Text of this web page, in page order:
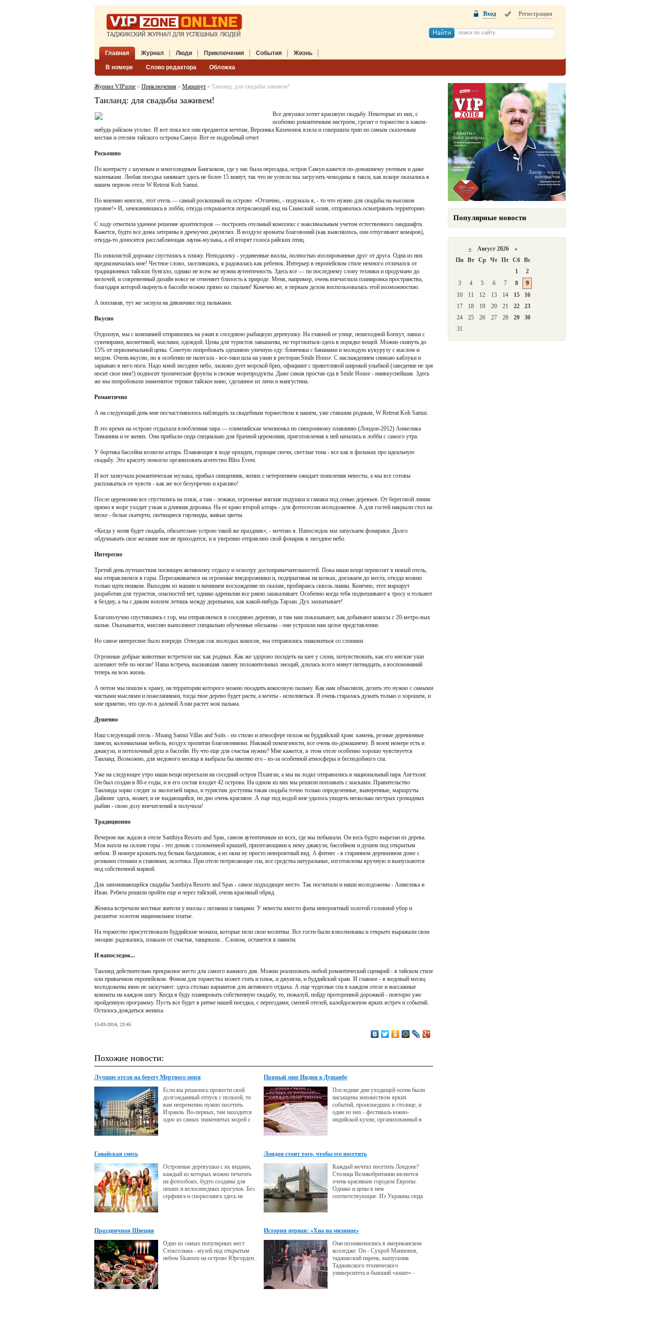
Главная Журнал
В номере Слово редактора Обложка
Люди Приключения События Жизнь
Вход Регистрация
Журнал VIPzone » Приключения » Маршрут » Таиланд: для свадьбы заживем!
Таиланд: для свадьбы заживем!
Все девушки хотят красивую свадьбу. Некоторые из них, с
особенно романтичным настроем, грезят о торжестве в каком-
нибудь райском уголке. И вот пока все они предаются мечтам, Вероника Казачонок взяла и совершила трип по самым сказочным
местам и отелям тайского острова Самуи. Вот ее подробный отчет.
Роскошно
По контрасту с шумным и многолюдным Бангкоком, где у нас была пересадка, остров Самуи кажется по-домашнему уютным и даже
маленьким. Любая поездка занимает здесь не более 15 минут, так что не успели мы загрузить чемоданы в такси, как вскоре оказались в
нашем первом отеле W Retreat Koh Samui.
По мнению многих, этот отель — самый роскошный на острове. «Отлично, - подумала я, - то что нужно для свадьбы на высоком
уровне!» И, зачекинившись в лобби, откуда открывается потрясающий вид на Сиамский залив, отправилась осматривать территорию.
С ходу отметила удачное решение архитекторов — построить отельный комплекс с максимальным учетом естественного ландшафта.
Кажется, будто все дома затеряны в дремучих джунглях. В воздухе ароматы благовоний (как выяснилось, они отпугивают комаров),
откуда-то доносится расслабляющая лаунж-музыка, а ей вторят голоса райских птиц.
По извилистой дорожке спустилась к пляжу. Неподалеку - уединенные виллы, полностью изолированные друг от друга. Одна из них
предназначалась мне! Честное слово, заселившись, я радовалась как ребенок. Интерьер в европейском стиле немного отличался от
традиционных тайских бунгало, однако не всем же нужна аутентичность. Здесь все — по последнему слову техники и продумано до
мелочей, и современный дизайн вовсе не отменяет близость к природе. Меня, например, очень впечатлила планировка пространства,
благодаря которой нырнуть в бассейн можно прямо из спальни! Конечно же, я первым делом воспользовалась этой возможностью.
А поплавав, тут же заснула на диванчике под пальмами.
Вкусно
Отдохнув, мы с компанией отправились на ужин в соседнюю рыбацкую деревушку. На главной ее улице, пешеходной Бопхут, лавки с
сувенирами, косметикой, маслами, одеждой. Цены для туристов завышены, но торговаться-здесь в порядке вещей. Можно скинуть до
15% от первоначальной цены. Советую попробовать здешнюю уличную еду: блинчики с бананами и молодую кукурузу с маслом и
медом. Очень вкусно, но я особенно не налегала - все-таки шла на ужин в ресторан Smile House. С наслаждением снимаю каблуки и
зарываю в него ноги. Надо мной звездное небо, ласково дует морской бриз, официант с приветливой широкой улыбкой (заведение не зря
носит свое имя!) подносит тропические фрукты и свежие морепродукты. Даже самая простая еда в Smile House - наивкуснейшая. Здесь
же мы попробовали знаменитое терпкое тайское вино, сделанное из личи и мангустина.
Романтично
А на следующий день мне посчастливилось наблюдать за свадебным торжеством в нашем, уже ставшим родным, W Retreat Koh Samui.
В это время на острове отдыхала влюбленная пара — олимпийская чемпионка по синхронному плаванию (Лондон-2012) Анжелика
Тиманина и ее жених. Они прибыли сюда специально для брачной церемонии, приготовления к ней начались в лобби с самого утра.
У бортика бассейна возвели алтарь. Плавающие в воде орхидеи, горящие свечи, светлые тона - все как в фильмах про идеальную
свадьбу. Это красоту помогло организовать агентство Bliss Event.
И вот зазвучала романтическая музыка, прибыл священник, жених с нетерпением ожидает появления невесты, а мы все готовы
расплакаться от чувств - как же все безупречно и красиво!
После церемонии все спустились на пляж, а там - лежаки, огромные мягкие подушки и гамаки под сенью деревьев. От береговой линии
прямо в море уходит узкая и длинная дорожка. На ее краю второй алтарь - для фотосессии молодоженов. А для гостей накрыли стол на
песке - белые скатерти, светящиеся гирлянды, живые цветы.
«Когда у меня будет свадьба, обязательно устрою такой же праздник», - мечтаю я. Напоследок мы запускаем фонарики. Долго
обдумывать свое желание мне не приходится, и я уверенно отправляю свой фонарик в звездное небо.
Интересно
Третий день путешествия посвящен активному отдыху и осмотру достопримечательностей. Пока наши вещи перевозят в новый отель,
мы отправляемся в горы. Пересаживаемся на огромные внедорожники и, подпрыгивая на кочках, доезжаем до места, откуда можно
только идти пешком. Выходим из машин и начинаем восхождение по скалам, пробираясь сквозь лианы. Конечно, этот маршрут
разработан для туристов, опасностей нет, однако адреналин все равно зашкаливает. Особенно когда тебя подвешивают к тросу и толкают
в бездну, а ты с диким воплем летишь между деревьями, как какой-нибудь Тарзан. Дух захватывает!
Благополучно спустившись с гор, мы отправляемся в соседнюю деревню, и там нам показывают, как добывают кокосы с 20-метро-вых
пальм. Оказывается, миссию выполняют специально обученные обезьяны - они устроили нам целое представление.
Но самое интересное было впереди. Отведав сок молодых кокосов, мы отправились знакомиться со слонами.
Огромные добрые животные встретили нас как родных. Как же здорово посидеть на шее у слона, почувствовать, как его мягкие уши
шлепают тебе по ногам! Наша встреча, вызвавшая лавину положительных эмоций, длилась всего минут пятнадцать, а воспоминаний
теперь на всю жизнь.
А потом мы пошли к храму, на территории которого можно посадить кокосовую пальму. Как нам объяснили, делать это нужно с самыми
чистыми мыслями и пожеланиями, тогда твое дерево будет расти, а мечты - исполняться. Я очень старалась думать только о хорошем, и
мне приятно, что где-то в далекой Азии растет моя пальма.
Душевно
Наш следующий отель - Muang Samui Villas and Suits - по стилю и атмосфере похож на буддийский храм: камень, резные деревянные
панели, колониальная мебель, воздух пропитан благовониями. Никакой помпезности, все очень по-домашнему. В моем номере есть и
джакузи, и потолочный душ и бассейн. Ну что еще для счастья нужно? Мне кажется, в этом отеле особенно хорошо чувствуется
Таиланд. Возможно, для медового месяца я выбрала бы именно его - из-за особенной атмосферы и бесподобного спа.
Уже на следующее утро наши вещи переехали на соседний остров Пханган, а мы на лодке отправились в национальный парк Ангтхонг.
Он был создан в 80-е годы, и в его состав входят 42 острова. На одном из них мы решили поплавать с масками. Правительство
Таиланда зорко следит за экологией парка, и туристам доступны такая свадьба точно только определенные, выверенные, маршруты.
Дайвинг здесь, может, и не выдающийся, но дно очень красивое. А еще под водой мне удалось увидеть несколько пестрых громадных
рыбин - свою дозу впечатлений я получила!
Традиционно
Вечером нас ждали в отеле Santhiya Resorts and Spas, самом аутентичным из всех, где мы побывали. Он весь будто вырезан из дерева.
Моя вилла на склоне горы - это домик с соломенной крышей, прилегающими к нему джакузи, бассейном и душем под открытым
небом. В номере кровать под белым балдахином, а из окна ну просто невероятный вид. А фитнес - в старинном деревянном доме с
резными стенами и ставнями, экзотика. При отеле потрясающее спа, все средства натуральные, изготовлены вручную и выпускаются
под собственной маркой.
Для запоминающейся свадьбы Santhiya Resorts and Spas - самое подходящее место. Так посчитали и наши молодожены - Анжелика и
Иван. Ребята решили пройти еще и через тайский, очень красивый обряд.
Жениха встречали местные жители у виллы с песнями и танцами. У невесты вместо фаты невероятный золотой головной убор и
расшитое золотом национальное платье.
На торжестве присутствовали буддийские монахи, которые пели свои молитвы. Все гости были взволнованы и открыто выражали свои
эмоции: радовались, плакали от счастья, танцевали... Словом, останется в памяти.
И напоследок...
Таиланд действительно прекрасное место для самого важного дня. Можно реализовать любой романтический сценарий - в тайском стиле
или привычном европейском. Фоном для торжества может стать и пляж, и джунгли, и буддийский храм. И главное - в медовый месяц
молодожены явно не заскучают: здесь столько вариантов для активного отдыха. А еще чудесные спа в каждом отеле и массажные
комнаты на каждом шагу. Когда я буду планировать собственную свадьбу, то, пожалуй, пойду проторенной дорожкой - повторю уже
пройденную программу. Пусть все будет в ритме нашей поездки, с переездами, сменой отелей, калейдоскопом ярких встреч и событий.
Осталось дождаться жениха.
15-03-2014, 23:45
Похожие новости:
Лучшие отели на берегу Мертвого моря
Если вы решились провести свой
долгожданный отпуск с пользой, то
вам непременно нужно посетить
Израиль. Во-первых, там находится
одно из самых знаменитых морей с
Пряный мир Индии в Душанбе
Последние дни уходящей осени были
насыщены множеством ярких
событий, происшедших в столице, и
один из них - фестиваль южно-
индийской кухни, организованный в
Гавайская смесь
Островные деревушки с их видами,
каждый из которых можно печатать
на фотообоях, будто созданы для
пеших и велосипедных прогулок. Без
серфинга и сноркелинга здесь не
становятся на серфы и ловят волну.
Лондон стоит того, чтобы его посетить
Каждый мечтал посетить Лондоне?
Столица Великобритании является
очень красивым городом Европы.
Однако и цены в нем
соответствующие. Из Украины сюда
Праздничная Швеция
Одно из самых популярных мест
Стокгольма - музей под открытым
небом Skansen на острове Юргорден.
История первая: «Хна на мизинце»
Они познакомились в американском
колледже. Он - Сухроб Маннонов,
таджикский парень, выпускник
Таджикского технического
университета и бывший «азиат» -
Популярные новости
« Август 2026 »
Пн Вт Ср Чт Пт Сб Вс
1
2
3
4 5 6 7 8
9
10
11 12 13 14 15
16
17
18 19 20 21 22
23
24
25 26 27 28 29
30
31